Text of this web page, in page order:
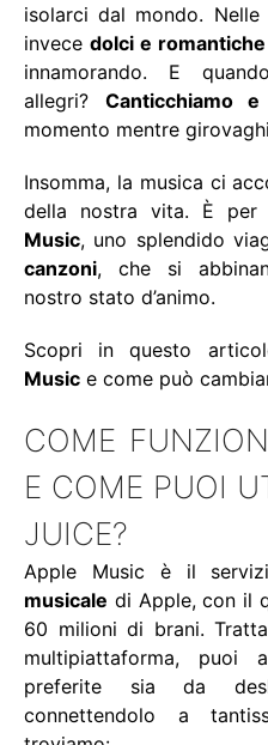
isolarci dal mondo. Nelle
invece dolci e
innamorando. E
allegri? Canticchiamo
momento mentre
Insomma, la musica ci
della nostra vita. È per
Music, uno splendido
canzoni, che si
nostro stato d’animo.
Scopri in questo
Music e come può
COME
E COME PUOI
JUICE?
Apple Music è il
musicale di Apple, con il
60 milioni di brani.
multipiattaforma, puoi
preferite sia da
connettendolo a